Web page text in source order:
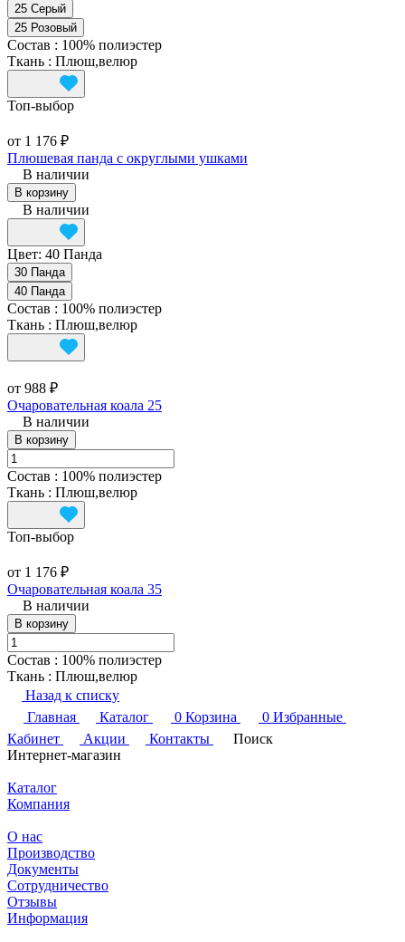
25 Серый
25 Розовый
Состав : 100% полиэстер
Ткань : Плюш,велюр
Топ‑выбор
от 1 176 ₽
Плюшевая панда с округлыми ушками
В наличии
В корзину
В наличии
Цвет: 40 Панда
30 Панда
40 Панда
Состав : 100% полиэстер
Ткань : Плюш,велюр
от 988 ₽
Очаровательная коала 25
В наличии
В корзину
Состав : 100% полиэстер
Ткань : Плюш,велюр
Топ‑выбор
от 1 176 ₽
Очаровательная коала 35
В наличии
В корзину
Состав : 100% полиэстер
Ткань : Плюш,велюр
Назад к списку
Главная
Каталог 0 Корзина 0 Избранные
Кабинет
Акции Контакты
Поиск
Интернет-магазин
Каталог
Компания
О нас
Производство
Документы
Сотрудничество
Отзывы
Информация